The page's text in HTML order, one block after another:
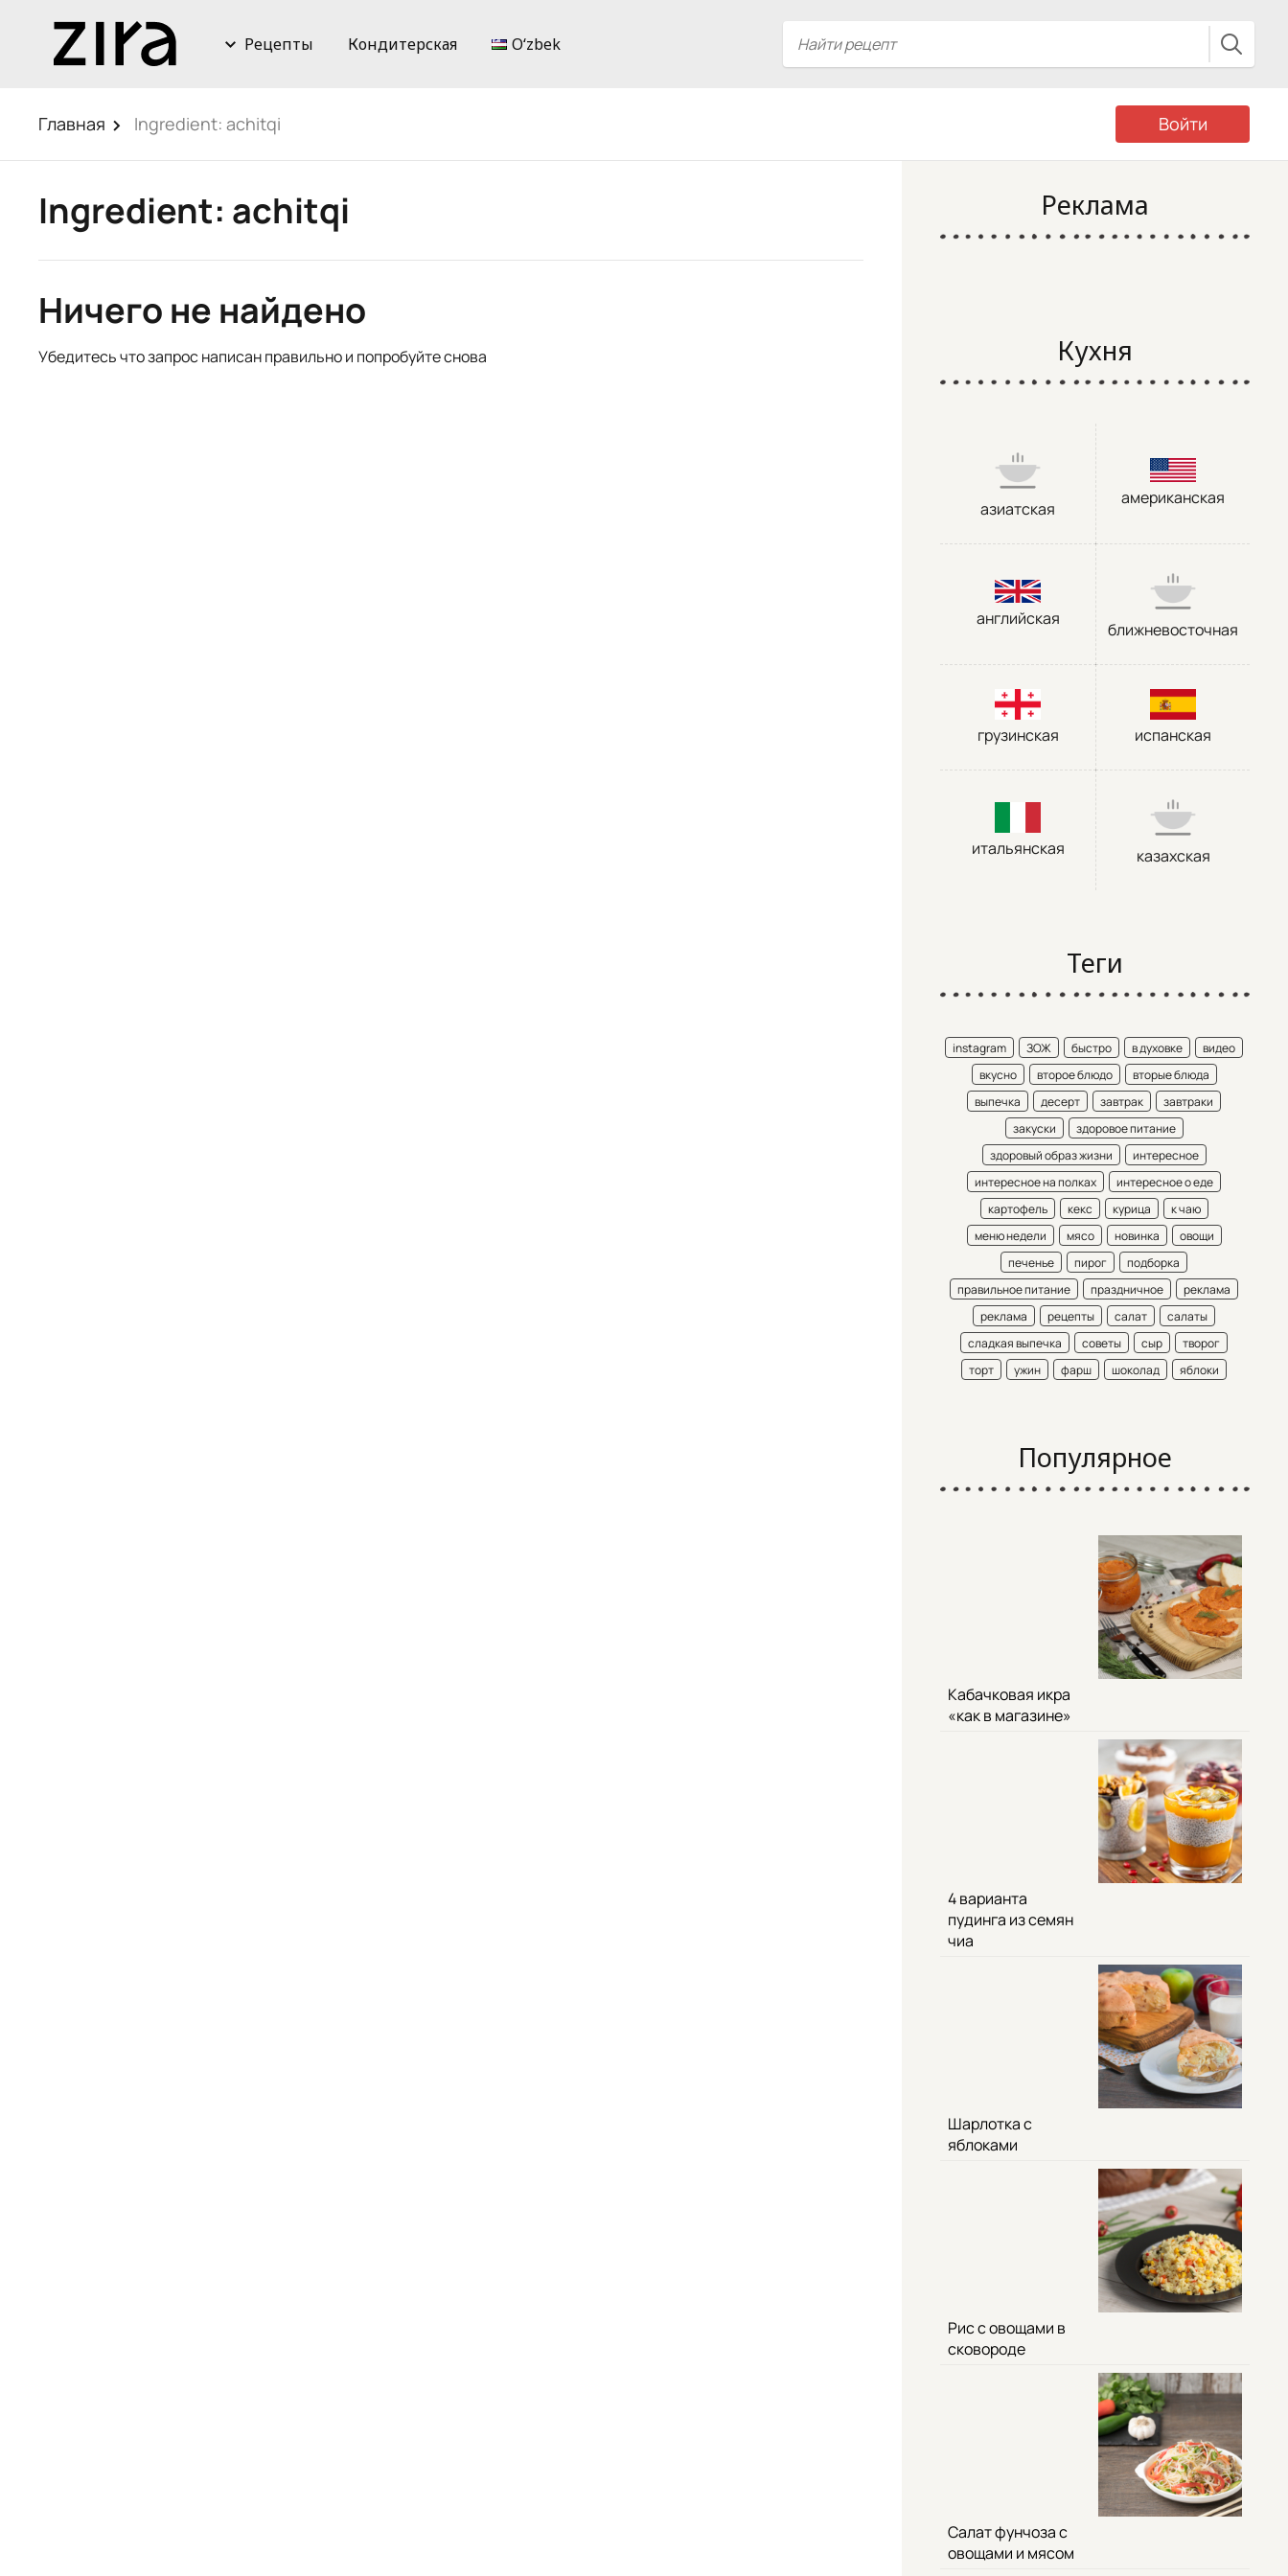
Рецепты Кондитерская Oʻzbek
Главная Ingredient: achitqi Войти
Ingredient: achitqi
Ничего не найдено
Убедитесь что запрос написан правильно и попробуйте снова
Реклама
Кухня
азиатская
американская
английская
ближневосточная
грузинская испанская
итальянская казахская
Теги
instagram ЗОЖ быстро в духовке
видео
вкусно
второе блюдо
вторые блюда
выпечка
десерт завтрак
завтраки
закуски
здоровое питание
здоровый образ жизни
интересное
интересное на полках
интересное о еде
картофель
кекс курица
к чаю
меню недели
мясо новинка
овощи
печенье
пирог
подборка
правильное питание
праздничное
реклама
реклама
рецепты салат
салаты
сладкая выпечка
советы сыр
творог
торт
ужин фарш шоколад яблоки
Популярное
Кабачковая икра
«как в магазине»
4 варианта
пудинга из семян
чиа
Шарлотка с
яблоками
Рис с овощами в
сковороде
Салат фунчоза с
овощами и мясом